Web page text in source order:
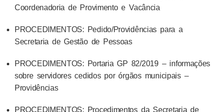
Coordenadoria de Provimento e Vacância
PROCEDIMENTOS: Pedido/Providências para a
Secretaria de Gestão de Pessoas
PROCEDIMENTOS: Portaria GP 82/2019 – informações
sobre servidores cedidos por órgãos municipais –
Providências
PROCEDIMENTOS: Procedimentos da Secretaria de